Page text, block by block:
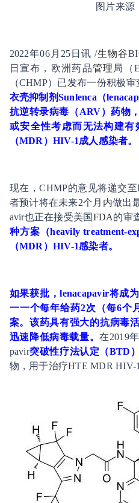
图片来源
2022年06月25日讯 /生物谷
日宣布，欧洲药品管理 局（
（CHMP）已发布一份积极
衣壳抑制剂Sunlenca（
抗逆转录病毒（ARV）药物
或安全性考虑而无法构建
（MDR）HIV-1成人感染者。
现在，CHMP的意见将递交
者预计将在未来2个月内做出
avir也正在接受美国 FDA的审
种方案（heavily treatment-
（MDR）HIV-1感染者。
如果获批，lenacapavir将成
一一个每年给药2次（每6个
案。该药具有强大的抗病毒
迅速降低病毒载量。在2019
pavir突破性疗法认定（BTD）
物，用于治疗HTE MDR HIV-